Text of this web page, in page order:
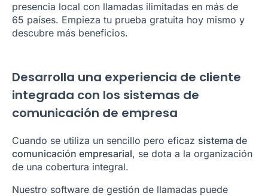
presencia local con llamadas ilimitadas en más de
65 países. Empieza tu prueba gratuita hoy mismo y
descubre más beneficios.
Desarrolla una experiencia de cliente
integrada con los sistemas de
comunicación de empresa
Cuando se utiliza un sencillo pero eficaz sistema de
comunicación empresarial, se dota a la organización
de una cobertura integral.
Nuestro software de gestión de llamadas puede